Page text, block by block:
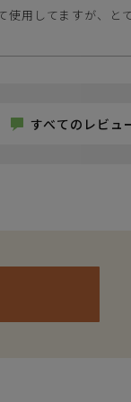
用してますが、と
すべてのレビュ